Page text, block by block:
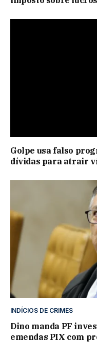
Golpe usa falso
dívidas para atrair
INDÍCIOS DE CRIMES
Dino manda PF
emendas PIX com